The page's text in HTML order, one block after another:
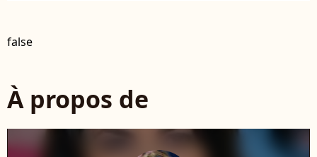
false
À propos de